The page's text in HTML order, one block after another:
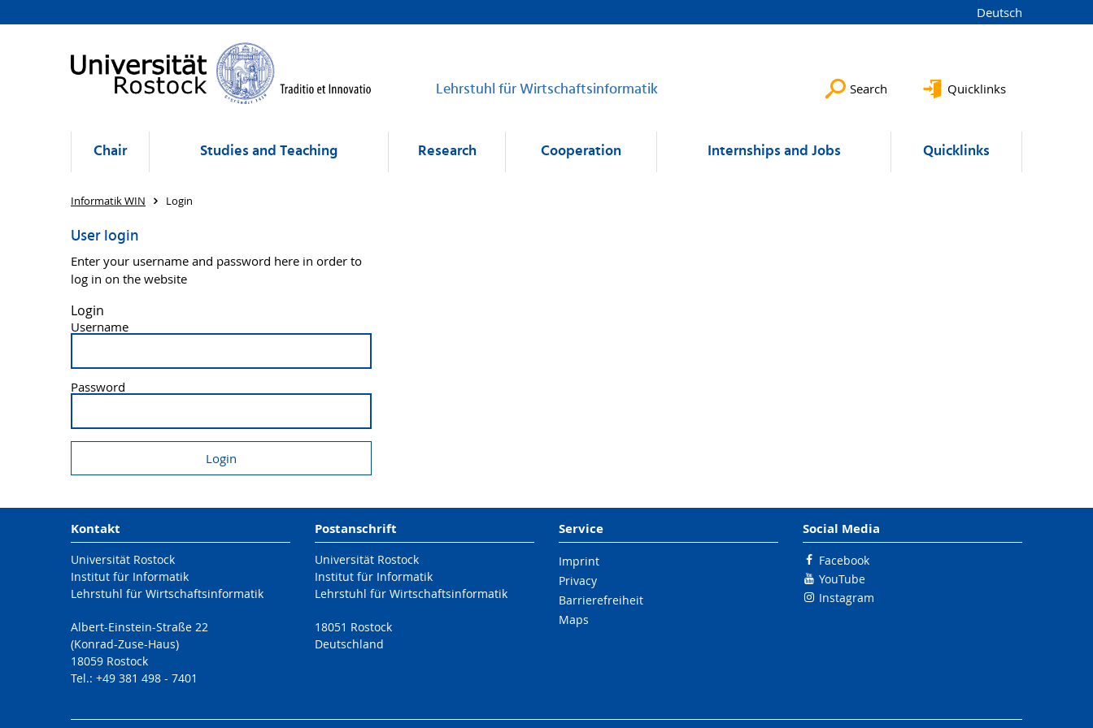
Deutsch
Lehrstuhl für Wirtschaftsinformatik Search Quicklinks
Chair Studies and Teaching Research Cooperation Internships and Jobs Quicklinks
Informatik WIN Login
User login
Enter your username and password here in order to
log in on the website
Login
Username
Password
Kontakt
Universität Rostock
Institut für Informatik
Lehrstuhl für Wirtschaftsinformatik
Albert-Einstein-Straße 22
(Konrad-Zuse-Haus)
18059 Rostock
Tel.: +49 381 498 - 7401
Postanschrift
Universität Rostock
Institut für Informatik
Lehrstuhl für Wirtschaftsinformatik
18051 Rostock
Deutschland
Service
Imprint
Privacy
Barrierefreiheit
Maps
Social Media
Facebook
YouTube
Instagram